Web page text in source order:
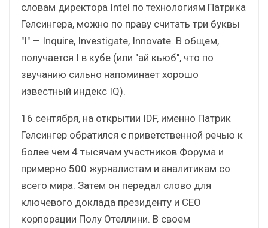
словам директора Intel по технологиям Патрика
Гелсингера, можно по праву считать три буквы
"I" — Inquire, Investigate, Innovate. В общем,
получается I в кубе (или "ай кьюб", что по
звучанию сильно напоминает хорошо
известный индекс IQ).
16 сентября, на открытии IDF, именно Патрик
Гелсингер обратился с приветственной речью к
более чем 4 тысячам участников Форума и
примерно 500 журналистам и аналитикам со
всего мира. Затем он передал слово для
ключевого доклада президенту и CEO
корпорации Полу Отеллини. В своем